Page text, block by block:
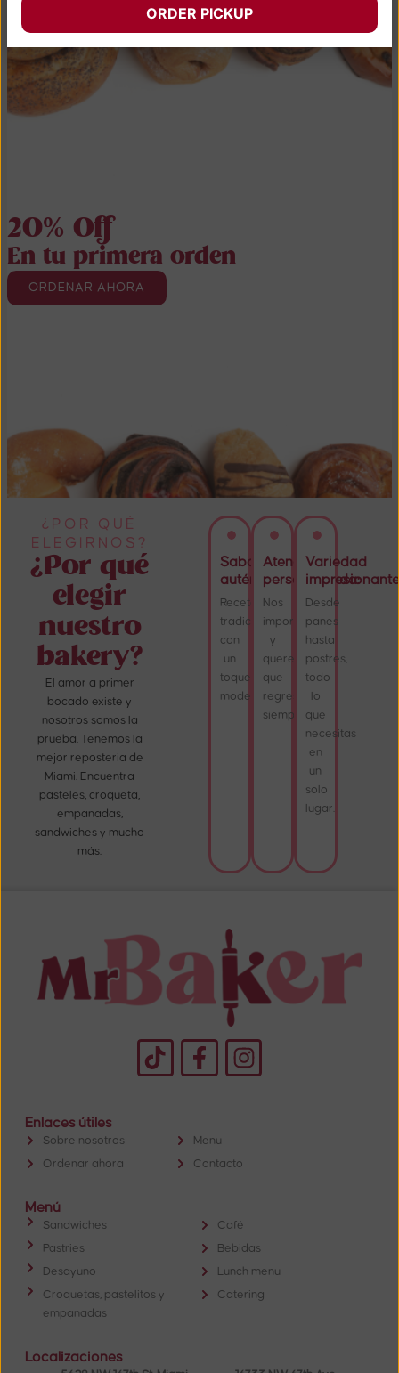
20% Off
En tu primera orden
ORDENAR AHORA
¿POR QUÉ
ELEGIRNOS?
¿Por qué
elegir
nuestro
bakery?
El amor a primer
bocado existe y
nosotros somos la
prueba. Tenemos la
mejor reposteria de
Miami. Encuentra
pasteles, croqueta,
empanadas,
sandwiches y mucho
más.
Sabor
auténtico:
Recetas
tradicionales
con
un
toque
moderno.
Atención
personalizada:
Nos
importas,
y
queremos
que
regreses
siempre.
Variedad
Desde
panes
hasta
postres,
todo
lo
que
necesitas
en
un
solo
lugar.
Enlaces útiles
Sobre nosotros
Ordenar ahora
Menu
Contacto
Menú
Sandwiches
Pastries
Desayuno
Croquetas, pastelitos y
empanadas
Café
Bebidas
Lunch menu
Catering
Localizaciones
ORDER PICKUP